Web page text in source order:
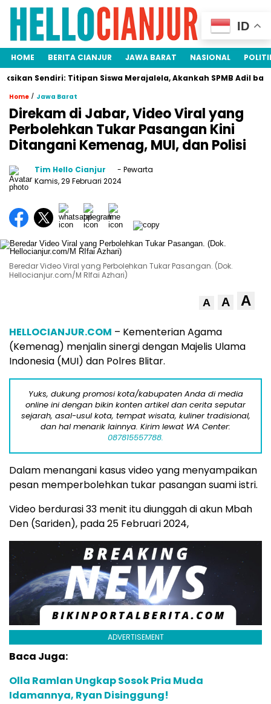
HOME BERITA CIANJUR JAWA BARAT NASIONAL
Sendiri: Titipan Siswa Merajalela, Akankah SPMB Adil bagi
Home / Jawa Barat
Direkam di Jabar, Video Viral yang
Perbolehkan Tukar Pasangan Kini
Ditangani Kemenag, MUI, dan Polisi
Tim Hello Cianjur
- Pewarta
Kamis, 29 Februari 2024
Beredar Video Viral yang Perbolehkan Tukar Pasangan. (Dok.
Hellocianjur.com/M RIfai Azhari)
A A A
HELLOCIANJUR.COM – Kementerian Agama
(Kemenag) menjalin sinergi dengan Majelis Ulama
Indonesia (MUI) dan Polres Blitar.
Yuks, dukung promosi kota/kabupaten Anda di media
online ini dengan bikin konten artikel dan cerita seputar
sejarah, asal-usul kota, tempat wisata, kuliner tradisional,
dan hal menarik lainnya. Kirim lewat WA Center:
087815557788.
Dalam menangani kasus video yang menyampaikan
pesan memperbolehkan tukar pasangan suami istri.
Video berdurasi 33 menit itu diunggah di akun Mbah
Den (Sariden), pada 25 Februari 2024,
ADVERTISEMENT
Baca Juga:
Olla Ramlan Ungkap Sosok Pria Muda
Idamannya, Ryan Disinggung!
ID